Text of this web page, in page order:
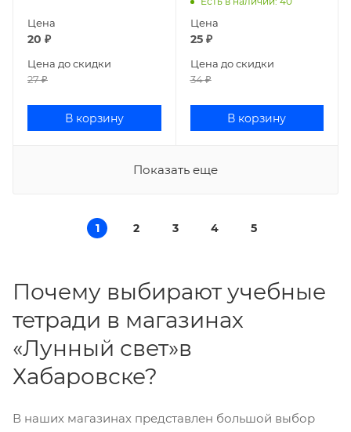
Цена
20 ₽
Цена до скидки
27₽
В корзину
Цена
25₽
Цена до скидки
34₽
В корзину
Показать еще
1 2 3 4 5
Почему выбирают учебные
тетради в магазинах
«Лунный свет»в
Хабаровске?
В наших магазинах представлен большой выбор